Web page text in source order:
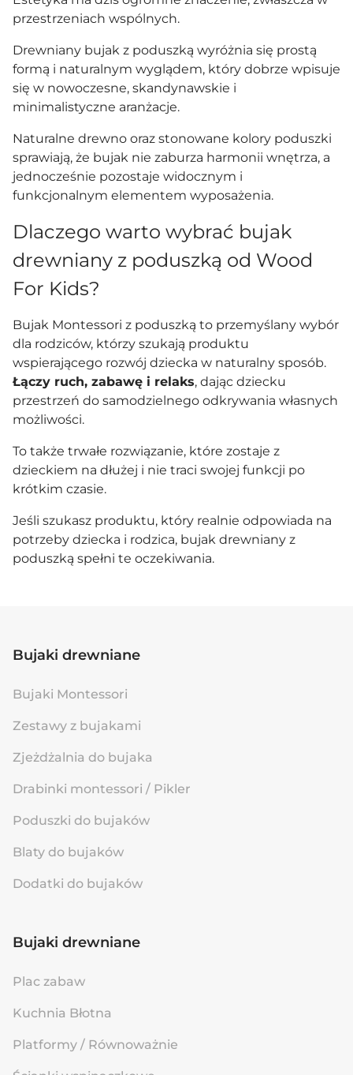
przestrzeniach wspólnych.
Drewniany bujak z poduszką wyróżnia się prostą
formą i naturalnym wyglądem, który dobrze wpisuje
się w nowoczesne, skandynawskie i
minimalistyczne aranżacje.
Naturalne drewno oraz stonowane kolory poduszki
sprawiają, że bujak nie zaburza harmonii wnętrza, a
jednocześnie pozostaje widocznym i
funkcjonalnym elementem wyposażenia.
Dlaczego warto wybrać bujak
drewniany z poduszką od Wood
For Kids?
Bujak Montessori z poduszką to przemyślany wybór
dla rodziców, którzy szukają produktu
wspierającego rozwój dziecka w naturalny sposób.
Łączy ruch, zabawę i relaks, dając dziecku
przestrzeń do samodzielnego odkrywania własnych
możliwości.
To także trwałe rozwiązanie, które zostaje z
dzieckiem na dłużej i nie traci swojej funkcji po
krótkim czasie.
Jeśli szukasz produktu, który realnie odpowiada na
potrzeby dziecka i rodzica, bujak drewniany z
poduszką spełni te oczekiwania.
Bujaki drewniane
Bujaki Montessori
Zestawy z bujakami
Zjeżdżalnia do bujaka
Drabinki montessori / Pikler
Poduszki do bujaków
Blaty do bujaków
Dodatki do bujaków
Bujaki drewniane
Plac zabaw
Kuchnia Błotna
Platformy / Równoważnie